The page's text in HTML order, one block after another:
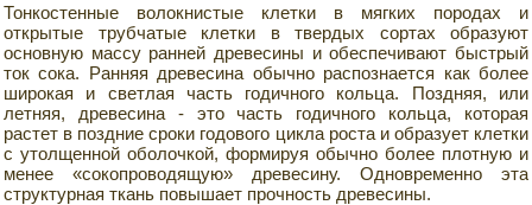
Тонкостенные волокнистые клетки в мягких породах и
открытые трубчатые клетки в твердых сортах образуют
основную массу ранней древесины и обеспечивают быстрый
ток сока. Ранняя древесина обычно распознается как более
широкая и светлая часть годичного кольца. Поздняя, или
летняя, древесина - это часть годичного кольца, которая
растет в поздние сроки годового цикла роста и образует клетки
с утолщенной оболочкой, формируя обычно более плотную и
менее «сокопроводящую» древесину. Одновременно эта
структурная ткань повышает прочность древесины.